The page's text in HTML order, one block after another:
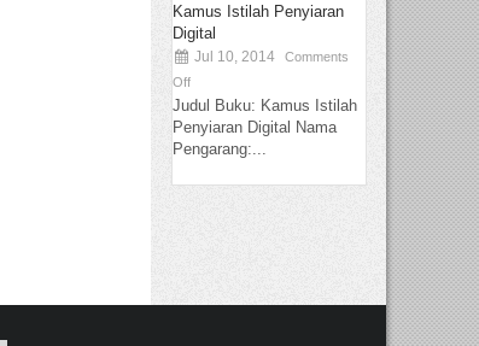
Kamus Istilah Penyiaran
Digital
Jul 10, 2014
Comments
Off
Judul Buku: Kamus Istilah
Penyiaran Digital Nama
Pengarang:...